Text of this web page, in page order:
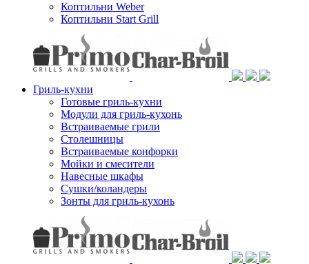
Коптильни Weber
Коптильни Start Grill
Гриль-кухни
Готовые гриль-кухни
Модули для гриль-кухонь
Встраиваемые грили
Столешницы
Встраиваемые конфорки
Мойки и смесители
Навесные шкафы
Сушки/коландеры
Зонты для гриль-кухонь